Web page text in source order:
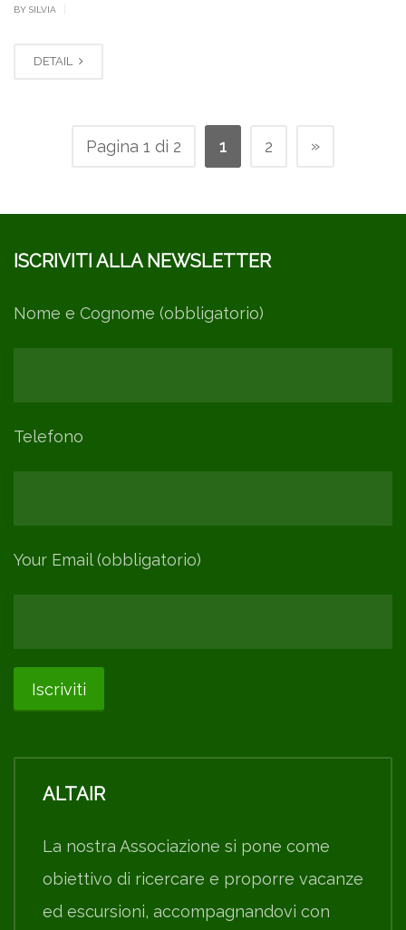
BY SILVIA
DETAIL
Pagina 1 di 2 1 2 »
ISCRIVITI ALLA NEWSLETTER
Nome e Cognome (obbligatorio)
Telefono
Your Email (obbligatorio)
ALTAIR
La nostra Associazione si pone come
obiettivo di ricercare e proporre vacanze
ed escursioni, accompagnandovi con